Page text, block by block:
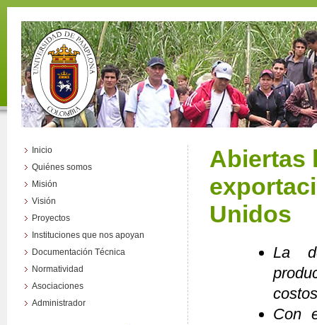
Inicio
Quiénes somos
Misión
Visión
Proyectos
Instituciones que nos apoyan
Documentación Técnica
Normatividad
Asociaciones
Administrador
Abiertas
Unidos
La
Con